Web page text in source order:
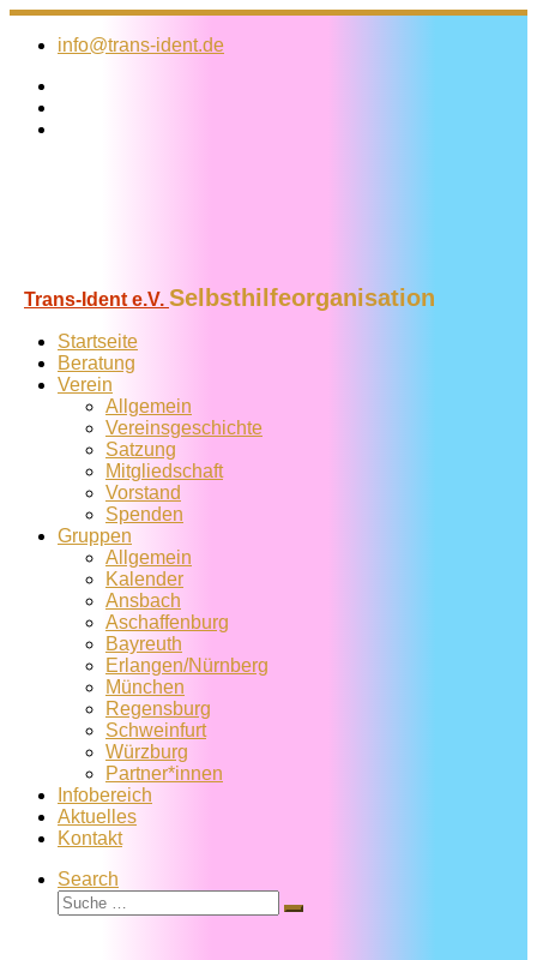
Zum
Inhalt
info@trans-ident.de
Trans-Ident e.V. Selbsthilfeorganisation
Startseite
Beratung
Verein
Allgemein
Vereins­geschichte
Satzung
Mitglied­schaft
Vorstand
Spenden
Gruppen
Allgemein
Kalender
Ansbach
Aschaffenburg
Bayreuth
Erlangen/Nürnberg
München
Regensburg
Schweinfurt
Würzburg
Partner*innen
Infobereich
Aktuelles
Kontakt
Search
Suche
Suche